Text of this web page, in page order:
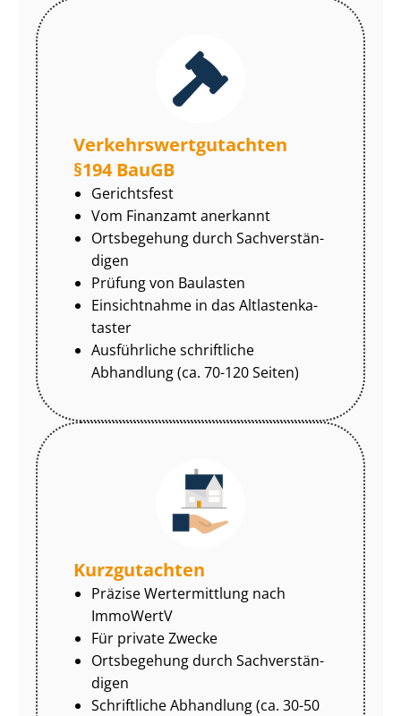
Ver­kehrs­wert­gut­ach­ten
§194 BauGB
Gerichtsfest
Vom Finanzamt anerkannt
Ortsbegehung durch Sach­ver­stän­
di­gen
Prüfung von Baulasten
Einsichtnahme in das Alt­las­ten­ka­
tas­ter
Ausführliche schriftliche
Abhandlung (ca. 70-120 Seiten)
Kurzgutachten
Präzise Wertermittlung nach
ImmoWertV
Für private Zwecke
Ortsbegehung durch Sach­ver­stän­
di­gen
Schriftliche Abhandlung (ca. 30-50